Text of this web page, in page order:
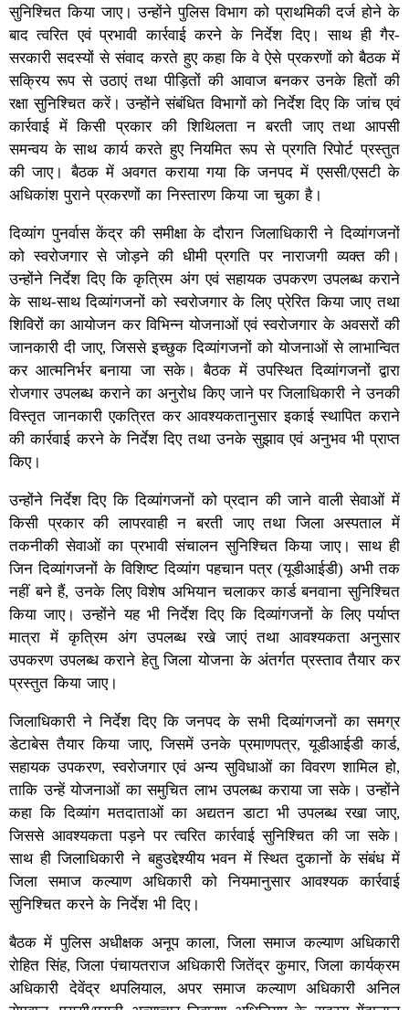
सुनिश्चित किया जाए। उन्होंने पुलिस विभाग को प्राथमिकी दर्ज होने के
बाद त्वरित एवं प्रभावी कार्रवाई करने के निर्देश दिए। साथ ही गैर-
सरकारी सदस्यों से संवाद करते हुए कहा कि वे ऐसे प्रकरणों को बैठक में
सक्रिय रूप से उठाएं तथा पीड़ितों की आवाज बनकर उनके हितों की
रक्षा सुनिश्चित करें। उन्होंने संबंधित विभागों को निर्देश दिए कि जांच एवं
कार्रवाई में किसी प्रकार की शिथिलता न बरती जाए तथा आपसी
समन्वय के साथ कार्य करते हुए नियमित रूप से प्रगति रिपोर्ट प्रस्तुत
की जाए। बैठक में अवगत कराया गया कि जनपद में एससी/एसटी के
अधिकांश पुराने प्रकरणों का निस्तारण किया जा चुका है।
दिव्यांग पुनर्वास केंद्र की समीक्षा के दौरान जिलाधिकारी ने दिव्यांगजनों
को स्वरोजगार से जोड़ने की धीमी प्रगति पर नाराजगी व्यक्त की।
उन्होंने निर्देश दिए कि कृत्रिम अंग एवं सहायक उपकरण उपलब्ध कराने
के साथ-साथ दिव्यांगजनों को स्वरोजगार के लिए प्रेरित किया जाए तथा
शिविरों का आयोजन कर विभिन्न योजनाओं एवं स्वरोजगार के अवसरों की
जानकारी दी जाए, जिससे इच्छुक दिव्यांगजनों को योजनाओं से लाभान्वित
कर आत्मनिर्भर बनाया जा सके। बैठक में उपस्थित दिव्यांगजनों द्वारा
रोजगार उपलब्ध कराने का अनुरोध किए जाने पर जिलाधिकारी ने उनकी
विस्तृत जानकारी एकत्रित कर आवश्यकतानुसार इकाई स्थापित कराने
की कार्रवाई करने के निर्देश दिए तथा उनके सुझाव एवं अनुभव भी प्राप्त
किए।
उन्होंने निर्देश दिए कि दिव्यांगजनों को प्रदान की जाने वाली सेवाओं में
किसी प्रकार की लापरवाही न बरती जाए तथा जिला अस्पताल में
तकनीकी सेवाओं का प्रभावी संचालन सुनिश्चित किया जाए। साथ ही
जिन दिव्यांगजनों के विशिष्ट दिव्यांग पहचान पत्र (यूडीआईडी) अभी तक
नहीं बने हैं, उनके लिए विशेष अभियान चलाकर कार्ड बनवाना सुनिश्चित
किया जाए। उन्होंने यह भी निर्देश दिए कि दिव्यांगजनों के लिए पर्याप्त
मात्रा में कृत्रिम अंग उपलब्ध रखे जाएं तथा आवश्यकता अनुसार
उपकरण उपलब्ध कराने हेतु जिला योजना के अंतर्गत प्रस्ताव तैयार कर
प्रस्तुत किया जाए।
जिलाधिकारी ने निर्देश दिए कि जनपद के सभी दिव्यांगजनों का समग्र
डेटाबेस तैयार किया जाए, जिसमें उनके प्रमाणपत्र, यूडीआईडी कार्ड,
सहायक उपकरण, स्वरोजगार एवं अन्य सुविधाओं का विवरण शामिल हो,
ताकि उन्हें योजनाओं का समुचित लाभ उपलब्ध कराया जा सके। उन्होंने
कहा कि दिव्यांग मतदाताओं का अद्यतन डाटा भी उपलब्ध रखा जाए,
जिससे आवश्यकता पड़ने पर त्वरित कार्रवाई सुनिश्चित की जा सके।
साथ ही जिलाधिकारी ने बहुउद्देश्यीय भवन में स्थित दुकानों के संबंध में
जिला समाज कल्याण अधिकारी को नियमानुसार आवश्यक कार्रवाई
सुनिश्चित करने के निर्देश भी दिए।
बैठक में पुलिस अधीक्षक अनूप काला, जिला समाज कल्याण अधिकारी
रोहित सिंह, जिला पंचायतराज अधिकारी जितेंद्र कुमार, जिला कार्यक्रम
अधिकारी देवेंद्र थपलियाल, अपर समाज कल्याण अधिकारी अनिल